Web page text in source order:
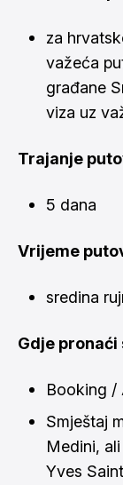
za
važeća
građane
viza uz
Trajanje
5 dana
Vrijeme
sredina
Gdje pronaći
Booking /
Smještaj
Medini,
Yves